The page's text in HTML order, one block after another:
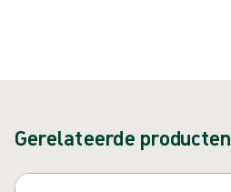
Gerelateerde producten